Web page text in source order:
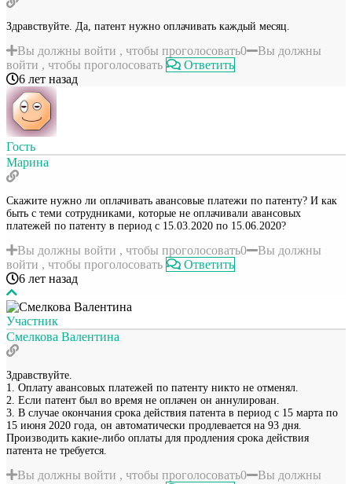
Здравствуйте. Да, патент нужно оплачивать каждый месяц.
Вы должны войти , чтобы проголосовать0
Вы должны
войти , чтобы проголосовать
Ответить
6 лет назад
Гость
Марина
Скажите нужно ли оплачивать авансовые платежи по патенту? И как
быть с теми сотрудниками, которые не оплачивали авансовых
платежей по патенту в период с 15.03.2020 по 15.06.2020?
Вы должны войти , чтобы проголосовать0
Вы должны
войти , чтобы проголосовать
Ответить
6 лет назад
Участник
Смелкова Валентина
Здравствуйте.
1. Оплату авансовых платежей по патенту никто не отменял.
2. Если патент был во время не оплачен он аннулирован.
3. В случае окончания срока действия патента в период с 15 марта по
15 июня 2020 года, он автоматически продлевается на 93 дня.
Производить какие-либо оплаты для продления срока действия
патента не требуется.
Вы должны войти , чтобы проголосовать0
Вы должны